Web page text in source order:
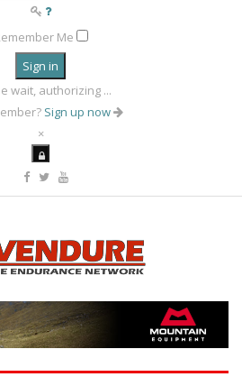
Me
Sign in
wait, authorizing ...
Sign up now
×